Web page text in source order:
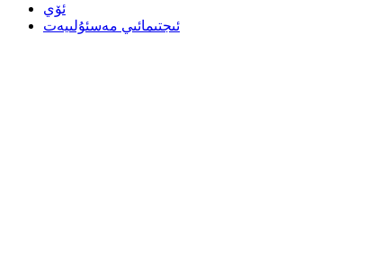
ئۆي
ئىجتىمائىي مەسئۇلىيەت